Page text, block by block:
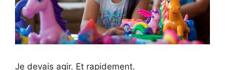
Je devais agir. Et rapidement.